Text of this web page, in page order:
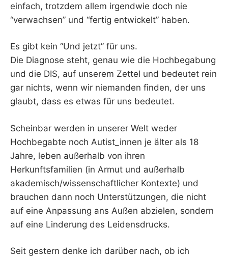
einfach, trotzdem allem irgendwie doch nie
“verwachsen” und “fertig entwickelt” haben.
Es gibt kein “Und jetzt” für uns.
Die Diagnose steht, genau wie die Hochbegabung
und die DIS, auf unserem Zettel und bedeutet rein
gar nichts, wenn wir niemanden finden, der uns
glaubt, dass es etwas für uns bedeutet.
Scheinbar werden in unserer Welt weder
Hochbegabte noch Autist_innen je älter als 18
Jahre, leben außerhalb von ihren
Herkunftsfamilien (in Armut und außerhalb
akademisch/wissenschaftlicher Kontexte) und
brauchen dann noch Unterstützungen, die nicht
auf eine Anpassung ans Außen abzielen, sondern
auf eine Linderung des Leidensdrucks.
Seit gestern denke ich darüber nach, ob ich